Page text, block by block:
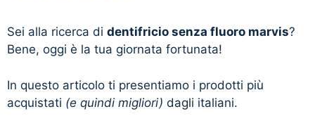
Sei alla ricerca di dentifricio senza fluoro marvis?
Bene, oggi è la tua giornata fortunata!
In questo articolo ti presentiamo i prodotti più
acquistati (e quindi migliori) dagli italiani.